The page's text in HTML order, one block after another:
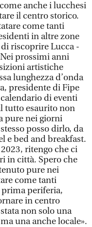
anche i lucchesi
il centro storico.
come tanti
in altre zone
riscoprire Lucca -
Nei prossimi anni
artistiche
lunghezza d’onda
presidente di Fipe
di eventi
tutto esaurito non
pure nei giorni
posso dirlo, da
e bed and breakfast.
ritengo che ci
in città. Spero che
pure nei
come tanti
periferia,
in centro
non solo una
una anche locale».